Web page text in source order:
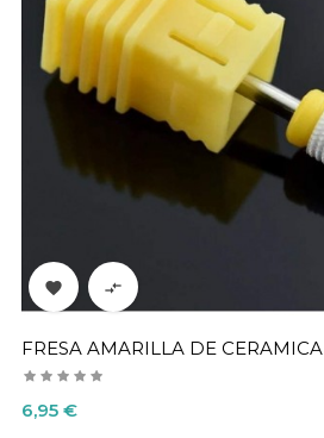
 
FRESA AMARILLA DE CERAMICA
Precio
6,95 €